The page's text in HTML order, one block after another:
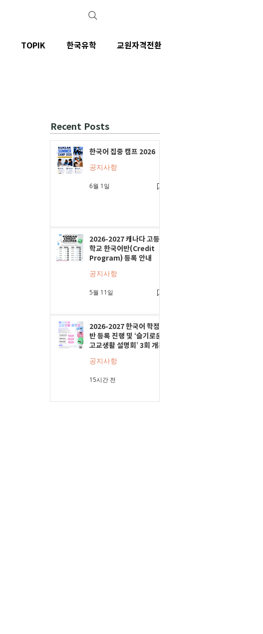
Recent Posts
한국어 집중 캠프 2026
공지사항
6월 1일
2026-2027 캐나다 고등
학교 한국어반(Credit
Program) 등록 안내
공지사항
5월 11일
2026-2027 한국어 학점
반 등록 진행 및 ‘슬기로운
고교생활 설명회’ 3회 개최
공지사항
15시간 전
TOPIK 한국유학 교원자격전환